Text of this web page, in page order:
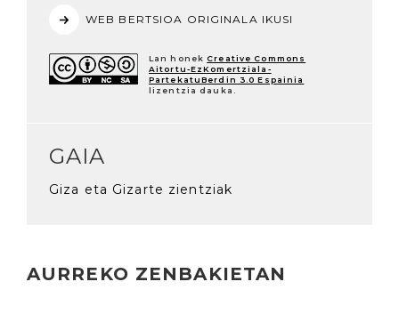
WEB BERTSIOA ORIGINALA IKUSI
Lan honek Creative Commons
Aitortu-EzKomertziala-
PartekatuBerdin 3.0 Espainia
lizentzia dauka.
GAIA
Giza eta Gizarte zientziak
AURREKO ZENBAKIETAN